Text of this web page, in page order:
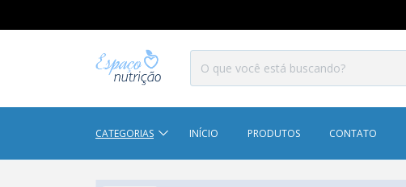
CATEGORIAS INÍCIO PRODUTOS CONTATO